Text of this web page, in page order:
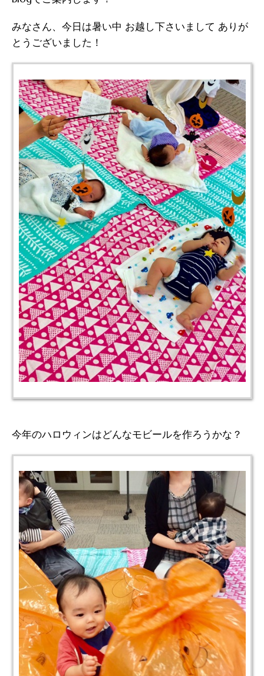
みなさん、今日は暑い中 お越し下さいまして ありが
とうございました！
今年のハロウィンはどんなモビールを作ろうかな？